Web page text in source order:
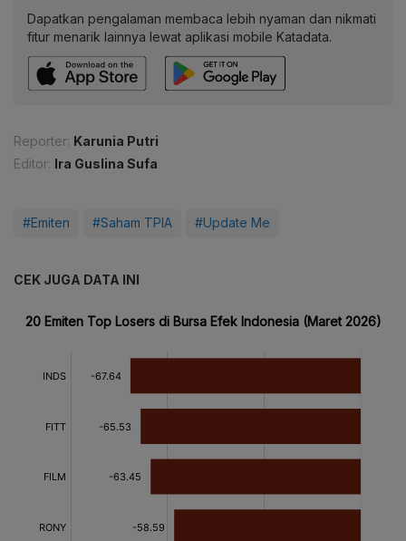
Dapatkan pengalaman membaca lebih nyaman dan nikmati
fitur menarik lainnya lewat aplikasi mobile Katadata.
Reporter: Karunia Putri
Editor: Ira Guslina Sufa
#Emiten #Saham TPIA #Update Me
CEK JUGA DATA INI